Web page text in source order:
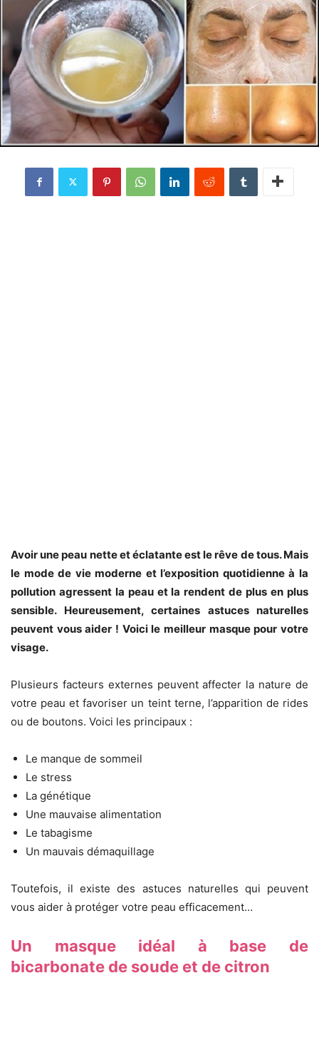
Avoir une peau nette et éclatante est le rêve de tous. Mais
le mode de vie moderne et l’exposition quotidienne à la
pollution agressent la peau et la rendent de plus en plus
sensible. Heureusement, certaines astuces naturelles
peuvent vous aider ! Voici le meilleur masque pour votre
visage.
Plusieurs facteurs externes peuvent affecter la nature de
votre peau et favoriser un teint terne, l’apparition de rides
ou de boutons. Voici les principaux :
Le manque de sommeil
Le stress
La génétique
Une mauvaise alimentation
Le tabagisme
Un mauvais démaquillage
Toutefois, il existe des astuces naturelles qui peuvent
vous aider à protéger votre peau efficacement…
Un masque idéal à base de
bicarbonate de soude et de citron